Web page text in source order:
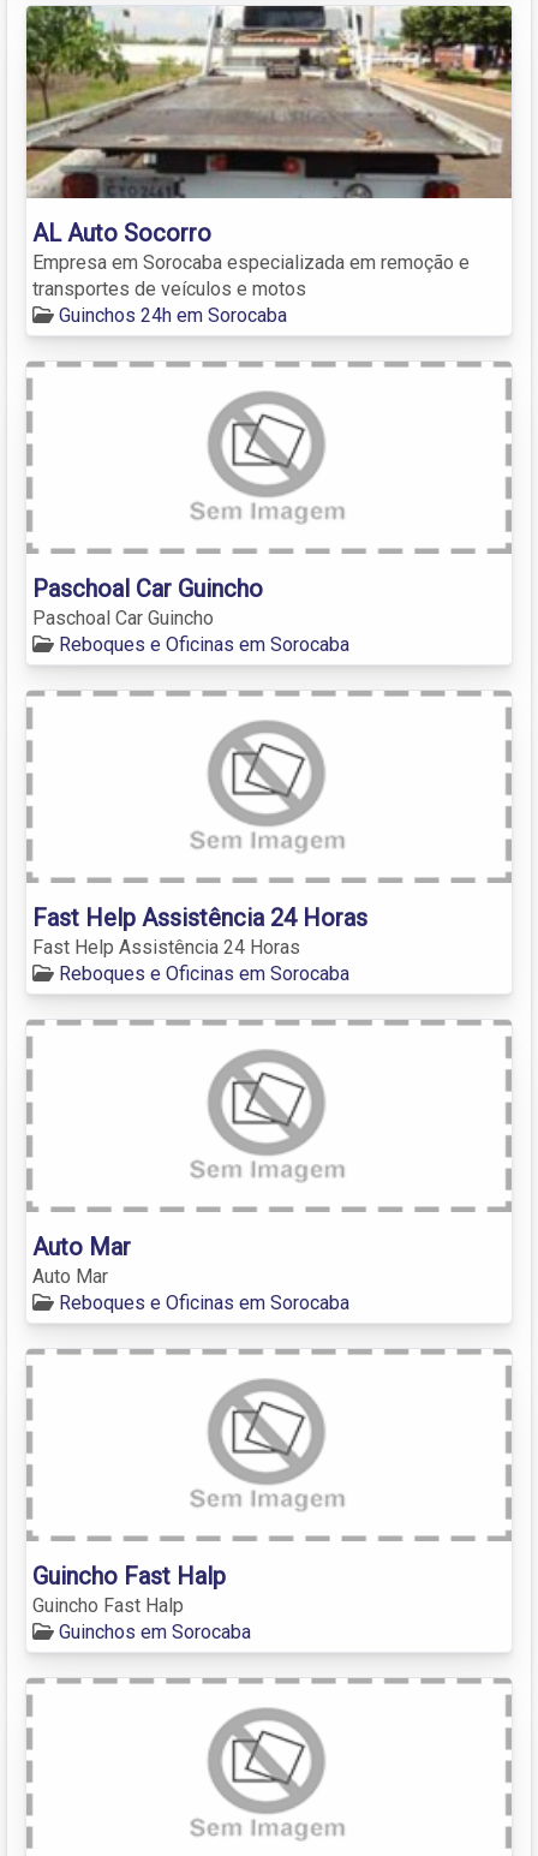
AL Auto Socorro
Empresa em Sorocaba especializada em remoção e
transportes de veículos e motos
Guinchos 24h em Sorocaba
Paschoal Car Guincho
Paschoal Car Guincho
Reboques e Oficinas em Sorocaba
Fast Help Assistência 24 Horas
Fast Help Assistência 24 Horas
Reboques e Oficinas em Sorocaba
Auto Mar
Auto Mar
Reboques e Oficinas em Sorocaba
Guincho Fast Halp
Guincho Fast Halp
Guinchos em Sorocaba